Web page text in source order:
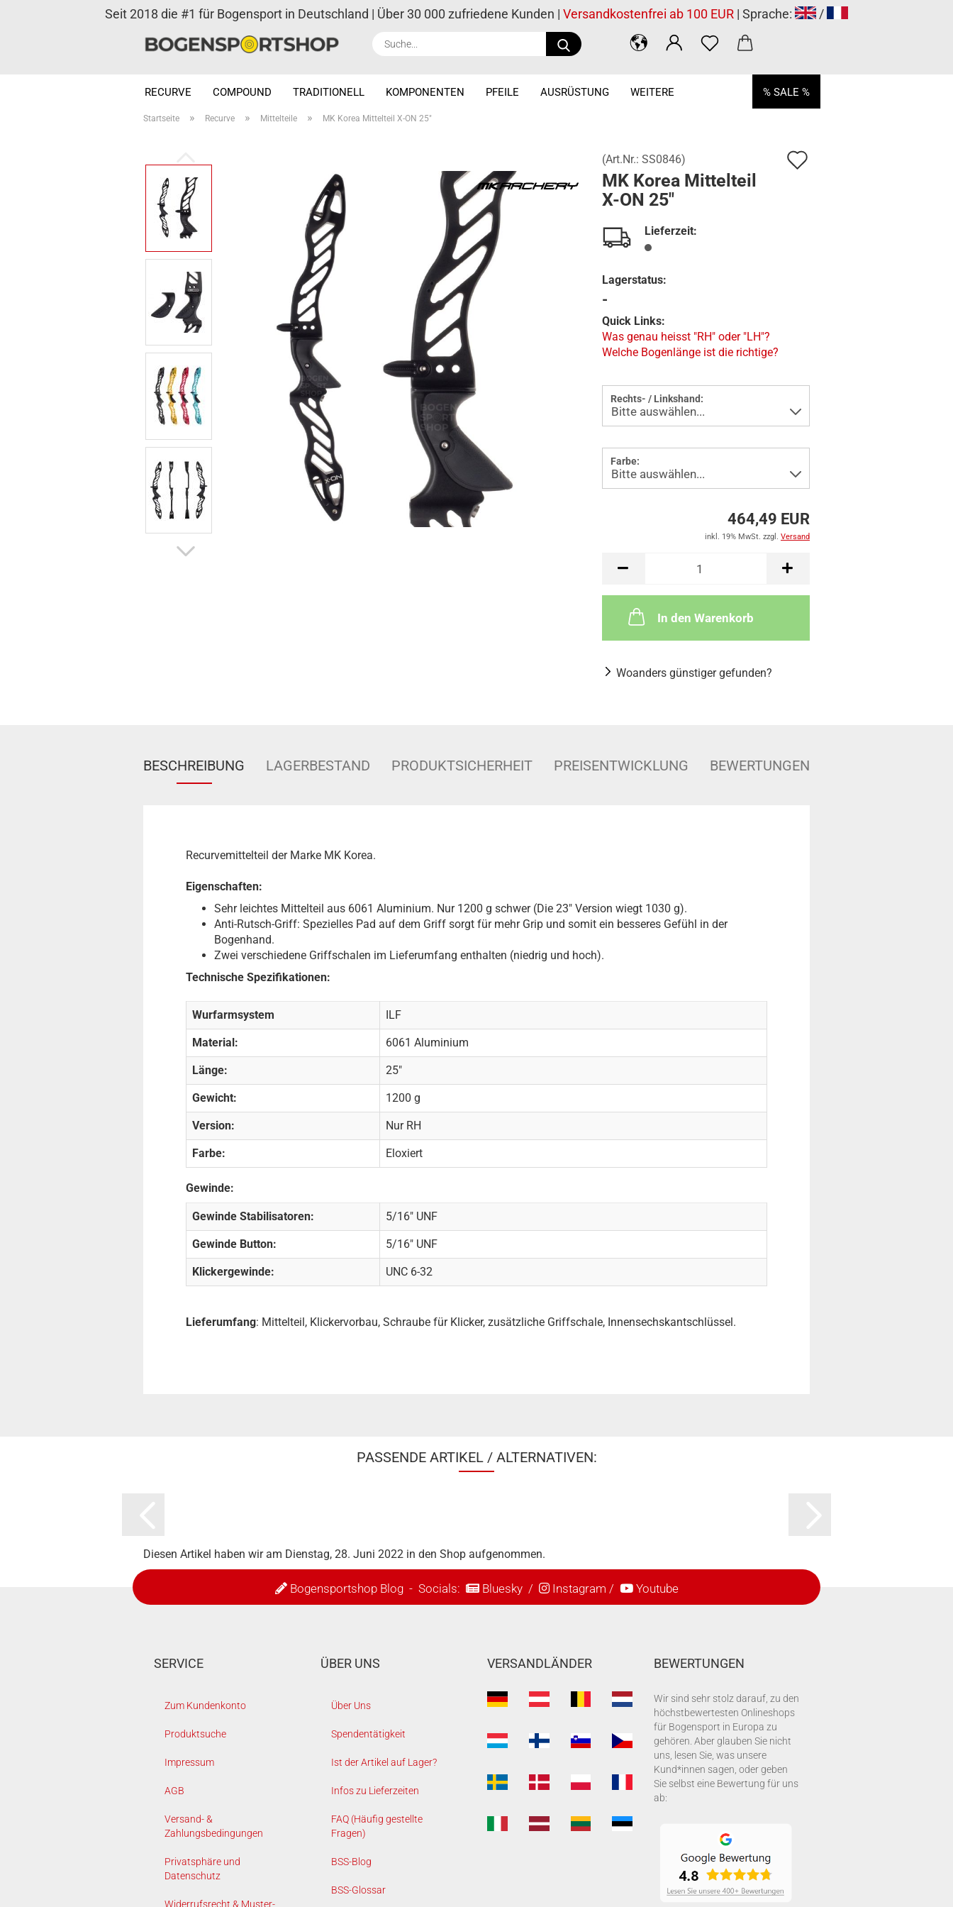
Suche...
Seit 2018 die #1 für Bogensport in Deutschland | Über 30 000 zufriedene Kunden | Versandkostenfrei ab 100 EUR | Sprache: /
RECURVE COMPOUND TRADITIONELL KOMPONENTEN PFEILE AUSRÜSTUNG % SALE %
WEITERE
Startseite » Recurve » Mittelteile » MK Korea Mittelteil X-ON 25"
(Art.Nr.: SS0846)
MK Korea Mittelteil
X-ON 25"
Lieferzeit:
Lagerstatus:
-
Quick Links:
Was genau heisst "RH" oder "LH"?
Welche Bogenlänge ist die richtige?
Rechts- / Linkshand:
Farbe:
464,49 EUR
inkl. 19% MwSt. zzgl. Versand
In den Warenkorb
Woanders günstiger gefunden?
BESCHREIBUNG LAGERBESTAND PRODUKTSICHERHEIT PREISENTWICKLUNG BEWERTUNGEN
Recurvemittelteil der Marke MK Korea.
Eigenschaften:
Sehr leichtes Mittelteil aus 6061 Aluminium. Nur 1200 g schwer (Die 23" Version wiegt 1030 g).
Anti-Rutsch-Griff: Spezielles Pad auf dem Griff sorgt für mehr Grip und somit ein besseres Gefühl in der
Bogenhand.
Zwei verschiedene Griffschalen im Lieferumfang enthalten (niedrig und hoch).
Technische Spezifikationen:
Wurfarmsystem ILF
Material: 6061 Aluminium
Länge: 25"
Gewicht: 1200 g
Version: Nur RH
Farbe: Eloxiert
Gewinde:
Gewinde Stabilisatoren: 5/16" UNF
Gewinde Button: 5/16" UNF
Klickergewinde: UNC 6-32
Lieferumfang: Mittelteil, Klickervorbau, Schraube für Klicker, zusätzliche Griffschale, Innensechskantschlüssel.
PASSENDE ARTIKEL / ALTERNATIVEN:
Diesen Artikel haben wir am Dienstag, 28. Juni 2022 in den Shop aufgenommen.
Bogensportshop Blog- Socials: Bluesky/ Instagram / Youtube
SERVICE
Zum Kundenkonto
Produktsuche
Impressum
AGB
Versand- &
Zahlungsbedingungen
Privatsphäre und
Datenschutz
Widerrufsrecht & Muster-
ÜBER UNS
Über Uns
Spendentätigkeit
Ist der Artikel auf Lager?
Infos zu Lieferzeiten
FAQ (Häufig gestellte
Fragen)
BSS-Blog
BSS-Glossar
VERSANDLÄNDER BEWERTUNGEN
Wir sind sehr stolz darauf, zu den
höchstbewertesten Onlineshops
für Bogensport in Europa zu
gehören. Aber glauben Sie nicht
uns, lesen Sie, was unsere
Kund*innen sagen, oder geben
Sie selbst eine Bewertung für uns
ab: